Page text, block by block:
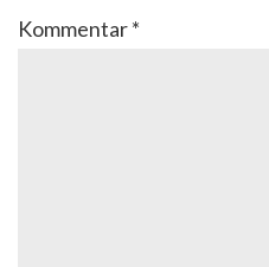
Kommentar*